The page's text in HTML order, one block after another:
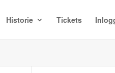
Historie Tickets